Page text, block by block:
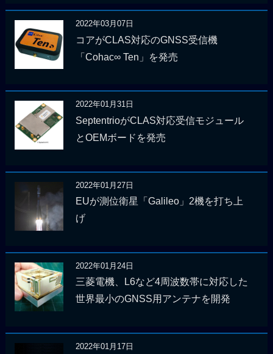
2022年03月07日
コアがCLAS対応のGNSS受信機
「Cohac∞ Ten」を発売
2022年01月31日
SeptentrioがCLAS対応受信モジュール
とOEMボードを発売
2022年01月27日
EUが測位衛星「Galileo」2機を打ち上
げ
2022年01月24日
三菱電機、L6など4周波数帯に対応した
世界最小のGNSS用アンテナを開発
2022年01月17日